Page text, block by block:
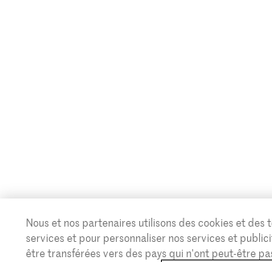
Nous et nos partenaires utilisons des cookies et
services et pour personnaliser nos services et
être transférées vers des pays qui n'ont peut-être